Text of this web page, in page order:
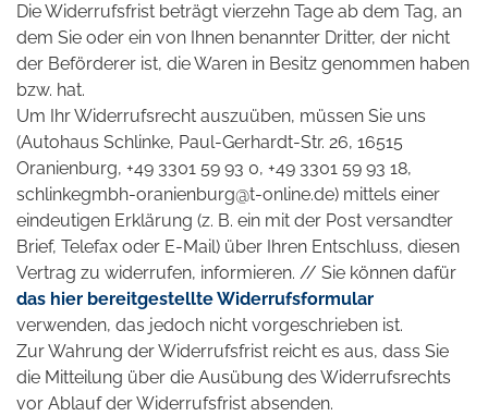
Die Widerrufsfrist beträgt vierzehn Tage ab dem Tag, an
dem Sie oder ein von Ihnen benannter Dritter, der nicht
der Beförderer ist, die Waren in Besitz genommen haben
bzw. hat.
Um Ihr Widerrufsrecht auszuüben, müssen Sie uns
(Autohaus Schlinke, Paul-Gerhardt-Str. 26, 16515
Oranienburg, +49 3301 59 93 0, +49 3301 59 93 18,
schlinkegmbh-oranienburg@t-online.de) mittels einer
eindeutigen Erklärung (z. B. ein mit der Post versandter
Brief, Telefax oder E-Mail) über Ihren Entschluss, diesen
Vertrag zu widerrufen, informieren. // Sie können dafür
das hier bereitgestellte Widerrufsformular
verwenden, das jedoch nicht vorgeschrieben ist.
Zur Wahrung der Widerrufsfrist reicht es aus, dass Sie
die Mitteilung über die Ausübung des Widerrufsrechts
vor Ablauf der Widerrufsfrist absenden.